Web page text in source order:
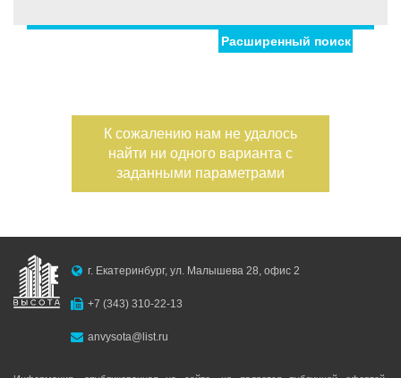
Дом
Жилая площадь
Площадь кухни
—
Балконов
—
Расширенный поиск
К сожалению нам не удалось
найти ни одного варианта с
заданными параметрами
г. Екатеринбург, ул. Малышева 28, офис 2
+7 (343) 310-22-13
anvysota@list.ru